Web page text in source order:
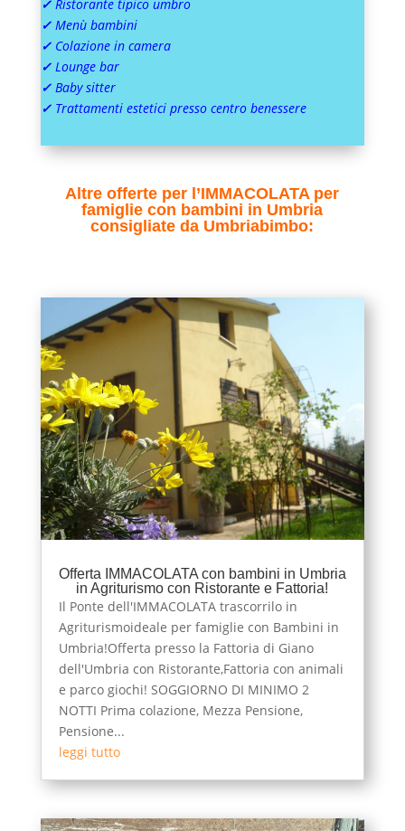
✓ Ristorante tipico umbro
✓ Menù bambini
✓ Colazione in camera
✓ Lounge bar
✓ Baby sitter
✓ Trattamenti estetici presso centro benessere
Altre offerte per l’IMMACOLATA per
famiglie con bambini in Umbria
consigliate da Umbriabimbo:
Offerta IMMACOLATA con bambini in Umbria
in Agriturismo con Ristorante e Fattoria!
Il Ponte dell'IMMACOLATA trascorrilo in
Agriturismoideale per famiglie con Bambini in
Umbria!Offerta presso la Fattoria di Giano
dell'Umbria con Ristorante,Fattoria con animali
e parco giochi! SOGGIORNO DI MINIMO 2
NOTTI Prima colazione, Mezza Pensione,
Pensione...
leggi tutto